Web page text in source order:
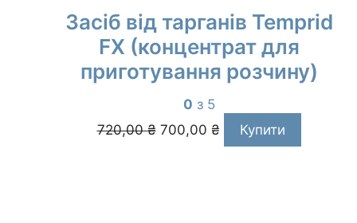
Засіб від тарганів Temprid
FX (концентрат для
приготування розчину)
0 з 5
720,00₴
Оригінальна
ціна:
700,00 ₴
Поточна
ціна:
Купити